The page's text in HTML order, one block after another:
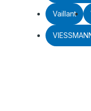
Vaillant